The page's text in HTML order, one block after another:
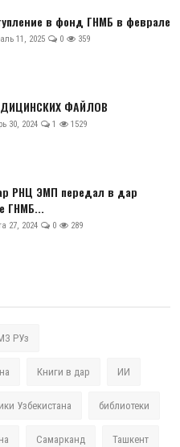
в фонд ГНМБ в феврале
11, 2025 0 359
ФАЙЛОВ
30, 2024 1 1529
РНЦ ЭМП передал в дар
ГНМБ...
27, 2024 0 289
РУз
Книги в дар ИИ
Узбекистана библиотеки
Самарканд Ташкент